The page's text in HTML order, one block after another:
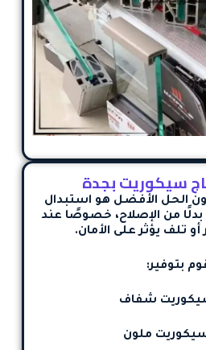
سيكوريت بجدة
الحل الأفضل هو استبدال
بدلًا من الإصلاح، خصوصًا عند
تلف يؤثر على الأمان.
بتوفير:
شفاف
ملون